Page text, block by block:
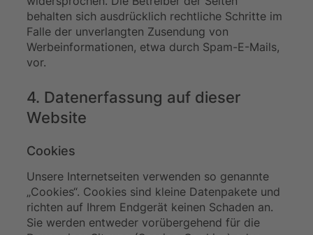
behalten sich ausdrücklich rechtliche Schritte im
Falle der unverlangten Zusendung von
Werbeinformationen, etwa durch Spam-E-Mails,
vor.
4. Datenerfassung auf dieser
Website
Cookies
Unsere Internetseiten verwenden so genannte
„Cookies“. Cookies sind kleine Datenpakete und
richten auf Ihrem Endgerät keinen Schaden an.
Sie werden entweder vorübergehend für die